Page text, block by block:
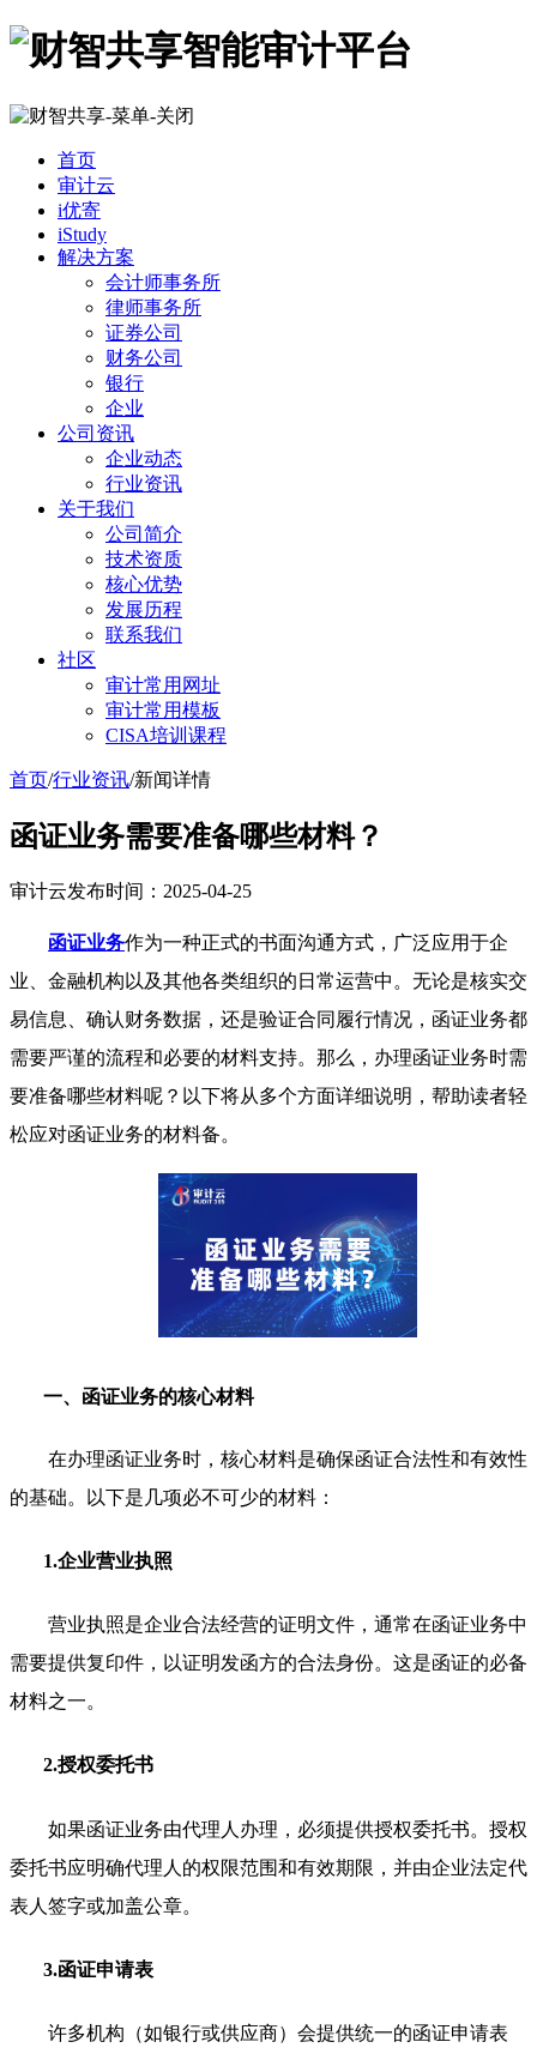
首页
审计云
i优寄
iStudy
解决方案
会计师事务所
律师事务所
证券公司
财务公司
银行
企业
公司资讯
企业动态
行业资讯
关于我们
公司简介
技术资质
核心优势
发展历程
联系我们
社区
审计常用网址
审计常用模板
CISA培训课程
首页/行业资讯/新闻详情
函证业务需要准备哪些材料？
审计云发布时间：2025-04-25
函证业务作为一种正式的书面沟通方式，广泛应用于企
业、金融机构以及其他各类组织的日常运营中。无论是核实交
易信息、确认财务数据，还是验证合同履行情况，函证业务都
需要严谨的流程和必要的材料支持。那么，办理函证业务时需
要准备哪些材料呢？以下将从多个方面详细说明，帮助读者轻
松应对函证业务的材料备。
一、函证业务的核心材料
在办理函证业务时，核心材料是确保函证合法性和有效性
的基础。以下是几项必不可少的材料：
1.企业营业执照
营业执照是企业合法经营的证明文件，通常在函证业务中
需要提供复印件，以证明发函方的合法身份。这是函证的必备
材料之一。
2.授权委托书
如果函证业务由代理人办理，必须提供授权委托书。授权
委托书应明确代理人的权限范围和有效期限，并由企业法定代
表人签字或加盖公章。
3.函证申请表
许多机构（如银行或供应商）会提供统一的函证申请表